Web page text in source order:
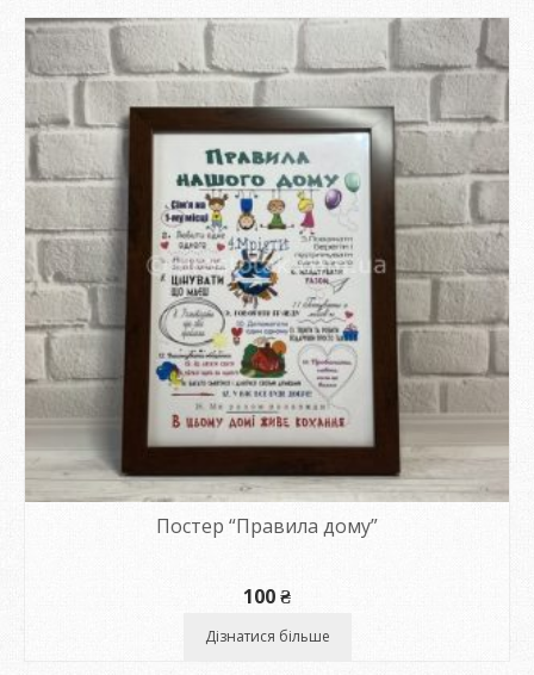
Постер “Правила дому”
100₴
Дізнатися більше